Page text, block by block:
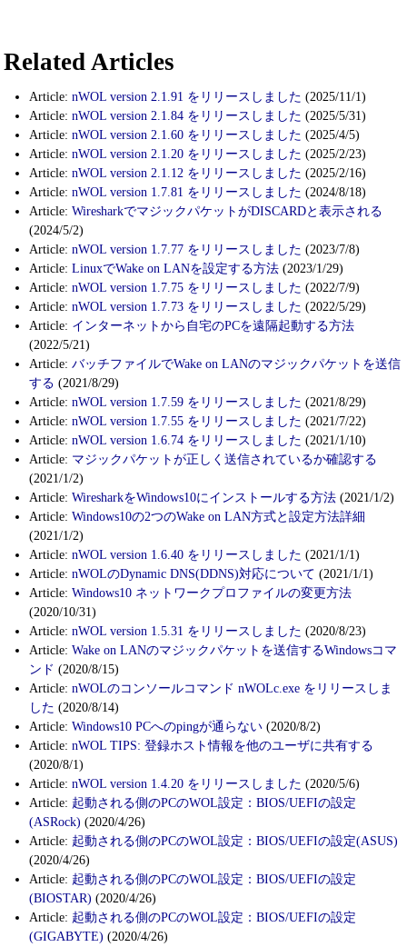
Related Articles
Article: nWOL version 2.1.91 をリリースしました (2025/11/1)
Article: nWOL version 2.1.84 をリリースしました (2025/5/31)
Article: nWOL version 2.1.60 をリリースしました (2025/4/5)
Article: nWOL version 2.1.20 をリリースしました (2025/2/23)
Article: nWOL version 2.1.12 をリリースしました (2025/2/16)
Article: nWOL version 1.7.81 をリリースしました (2024/8/18)
Article: WiresharkでマジックパケットがDISCARDと表示される
(2024/5/2)
Article: nWOL version 1.7.77 をリリースしました (2023/7/8)
Article: LinuxでWake on LANを設定する方法 (2023/1/29)
Article: nWOL version 1.7.75 をリリースしました (2022/7/9)
Article: nWOL version 1.7.73 をリリースしました (2022/5/29)
Article: インターネットから自宅のPCを遠隔起動する方法
(2022/5/21)
Article: バッチファイルでWake on LANのマジックパケットを送信
する (2021/8/29)
Article: nWOL version 1.7.59 をリリースしました (2021/8/29)
Article: nWOL version 1.7.55 をリリースしました (2021/7/22)
Article: nWOL version 1.6.74 をリリースしました (2021/1/10)
Article: マジックパケットが正しく送信されているか確認する
(2021/1/2)
Article: WiresharkをWindows10にインストールする方法 (2021/1/2)
Article: Windows10の2つのWake on LAN方式と設定方法詳細
(2021/1/2)
Article: nWOL version 1.6.40 をリリースしました (2021/1/1)
Article: nWOLのDynamic DNS(DDNS)対応について (2021/1/1)
Article: Windows10 ネットワークプロファイルの変更方法
(2020/10/31)
Article: nWOL version 1.5.31 をリリースしました (2020/8/23)
Article: Wake on LANのマジックパケットを送信するWindowsコマ
ンド (2020/8/15)
Article: nWOLのコンソールコマンド nWOLc.exe をリリースしま
した (2020/8/14)
Article: Windows10 PCへのpingが通らない (2020/8/2)
Article: nWOL TIPS: 登録ホスト情報を他のユーザに共有する
(2020/8/1)
Article: nWOL version 1.4.20 をリリースしました (2020/5/6)
Article: 起動される側のPCのWOL設定：BIOS/UEFIの設定
(ASRock) (2020/4/26)
Article: 起動される側のPCのWOL設定：BIOS/UEFIの設定(ASUS)
(2020/4/26)
Article: 起動される側のPCのWOL設定：BIOS/UEFIの設定
(BIOSTAR) (2020/4/26)
Article: 起動される側のPCのWOL設定：BIOS/UEFIの設定
(GIGABYTE) (2020/4/26)